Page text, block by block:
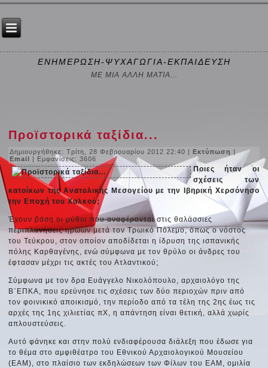
ΕΝΗΜΕΡΩΣΗ-ΨΥΧΑΓΩΓΙΑ-ΕΚΠΑΙΔΕΥΣΗ
ΜΕ ΜΙΑ ΑΛΛΗ ΜΑΤΙΑ...
Προϊστορικά ταξίδια...
Δημιουργήθηκε: Τρίτη, 28 Φεβρουαρίου 2012 22:40 |Εκτύπωση |
Email | Εμφανίσεις: 3606
Ποιες ήταν οι
σχέσεις των
κατοίκων της Ανατολικής Μεσογείου με την Ιβηρική Χερσόνησο
την Εποχή του Χαλκού;
Έχουν βάση οι μύθοι που αναφέρονται στις θαλάσσιες
περιπλανήσεις ηρώων μετά τον Τρωικό Πόλεμο, όπως ο νόστος
του Τεύκρου, στον οποίον αποδίδεται η ίδρυση της ισπανικής
πόλης Καρθαγένης, ενώ σύμφωνα με τον θρύλο οι άνδρες του
έφτασαν μέχρι τις ακτές του Ατλαντικού;
Σύμφωνα με τον δρα Ευάγγελο Νικολόπουλο, αρχαιολόγο της
Β΄ΕΠΚΑ, που ερεύνησε τις σχέσεις των δύο περιοχών πριν από
τον φοινικικό αποικισμό, την περίοδο από τα τέλη της 2ης έως τις
αρχές της 1ης χιλιετίας πΧ, η απάντηση είναι θετική, αλλά χωρίς
απλουστεύσεις.
Αυτό φάνηκε και στην πολύ ενδιαφέρουσα διάλεξη που έδωσε για
το θέμα στο αμφιθέατρο του Εθνικού Αρχαιολογικού Μουσείου
(ΕΑΜ), στο πλαίσιο των εκδηλώσεων των Φίλων του ΕΑΜ, ομιλία